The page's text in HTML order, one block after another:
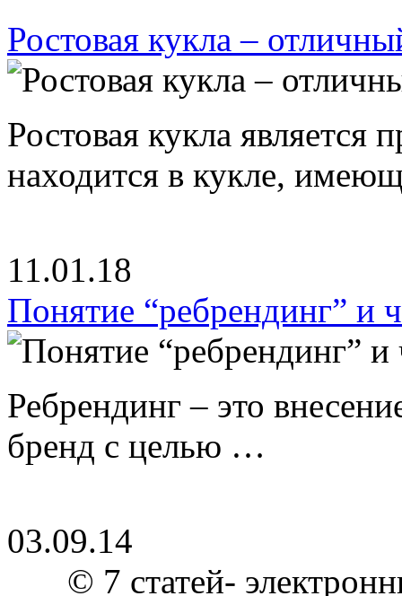
Ростовая кукла –
Ростовая кукла является
находится в кукле,
11.01.18
Понятие “ребрендинг” и
Ребрендинг – это
бренд с целью …
03.09.14
© 7 статей-